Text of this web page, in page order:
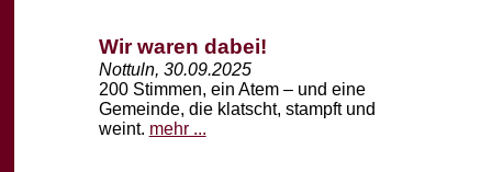
Wir waren dabei!
Nottuln, 30.09.2025
200 Stimmen, ein Atem – und eine
Gemeinde, die klatscht, stampft und
weint. mehr ...